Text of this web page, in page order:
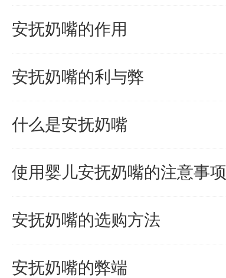
安抚奶嘴的作用
安抚奶嘴的利与弊
什么是安抚奶嘴
使用婴儿安抚奶嘴的注意事项
安抚奶嘴的选购方法
安抚奶嘴的弊端